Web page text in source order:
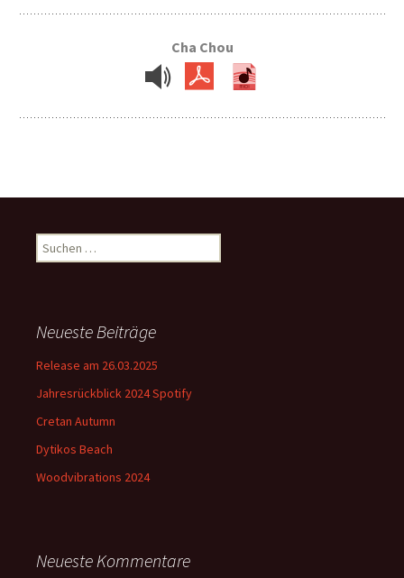
Cha Chou
Suchen
nach:
Neueste Beiträge
Release am 26.03.2025
Jahresrückblick 2024 Spotify
Cretan Autumn
Dytikos Beach
Woodvibrations 2024
Neueste Kommentare